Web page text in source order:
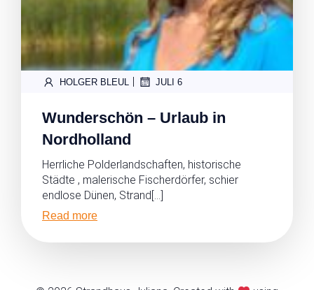
HOLGER BLEUL | JULI 6
Wunderschön – Urlaub in
Nordholland
Herrliche Polderlandschaften, historische
Städte , malerische Fischerdörfer, schier
endlose Dünen, Strand[…]
Read more